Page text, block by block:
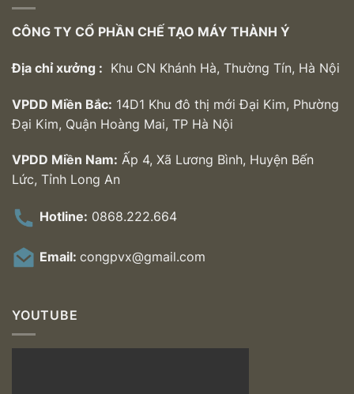
CÔNG TY CỔ PHẦN CHẾ TẠO MÁY THÀNH Ý
Địa chỉ xưởng : Khu CN Khánh Hà, Thường Tín, Hà Nội
VPDD Miền Bắc: 14D1 Khu đô thị mới Đại Kim, Phường
Đại Kim, Quận Hoàng Mai, TP Hà Nội
VPDD Miền Nam: Ấp 4, Xã Lương Bình, Huyện Bến
Lức, Tỉnh Long An
Hotline: 0868.222.664
Email: congpvx@gmail.com
YOUTUBE